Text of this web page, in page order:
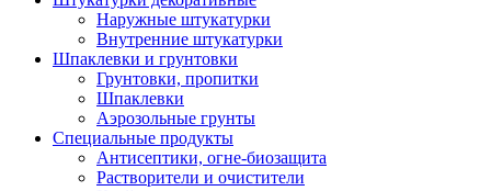
Наружные штукатурки
Внутренние штукатурки
Шпаклевки и грунтовки
Грунтовки, пропитки
Шпаклевки
Аэрозольные грунты
Специальные продукты
Антисептики, огне-биозащита
Растворители и очистители